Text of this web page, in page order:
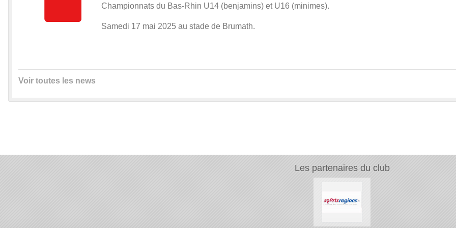
Championnats du Bas-Rhin U14 (benjamins) et U16 (minimes).
Samedi 17 mai 2025 au stade de Brumath.
Voir toutes les news
Les partenaires du club